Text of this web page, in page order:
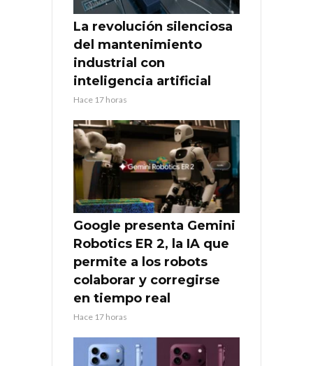
La revolución silenciosa
del mantenimiento
industrial con
inteligencia artificial
Hace 17 horas
Google presenta Gemini
Robotics ER 2, la IA que
permite a los robots
colaborar y corregirse
en tiempo real
Hace 17 horas